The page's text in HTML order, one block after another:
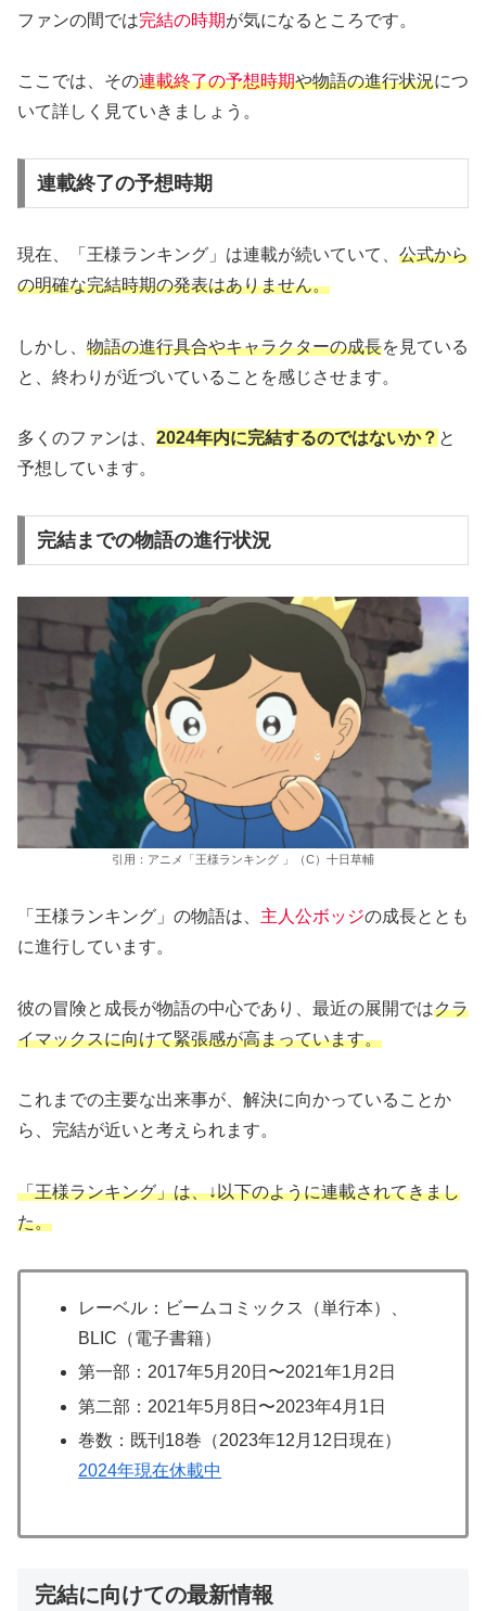
ファンの間では完結の時期が気になるところです。
ここでは、その連載終了の予想時期や物語の進行状況につ
いて詳しく見ていきましょう。
連載終了の予想時期
現在、「王様ランキング」は連載が続いていて、 公式から
の明確な完結時期の発表はありません。
しかし、 物語の進行具合やキャラクターの成長を見ている
と、終わりが近づいていることを感じさせます。
多くのファンは、 2024年内に完結するのではないか？ と
予想しています。
完結までの物語の進行状況
引用：アニメ「王様ランキング 」（C）十日草輔
「王様ランキング」の物語は、 主人公ボッジの成長ととも
に進行しています。
彼の冒険と成長が物語の中心であり、最近の展開ではクラ
イマックスに向けて緊張感が高まっています。
これまでの主要な出来事が、解決に向かっていることか
ら、完結が近いと考えられます。
「王様ランキング」は、↓以下のように連載されてきまし
た。
レーベル：ビームコミックス（単行本）、
BLIC（電子書籍）
第一部：2017年5月20日〜2021年1月2日
第二部：2021年5月8日〜2023年4月1日
巻数：既刊18巻（2023年12月12日現在）
2024年現在休載中
完結に向けての最新情報